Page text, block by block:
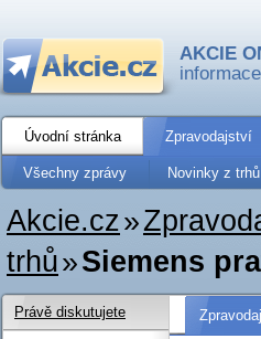
AKCIE
Úvodní stránka Zpravodajství
Všechny zprávy Novinky z trhů
Akcie.cz»
trhů»Siemens
Právě diskutujete